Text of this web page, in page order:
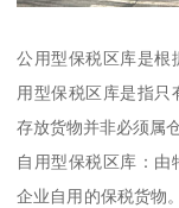
公用型保税区库是根
用型保税区库是指只
存放货物并非必须属
自用型保税区库：由
企业自用的保税货物